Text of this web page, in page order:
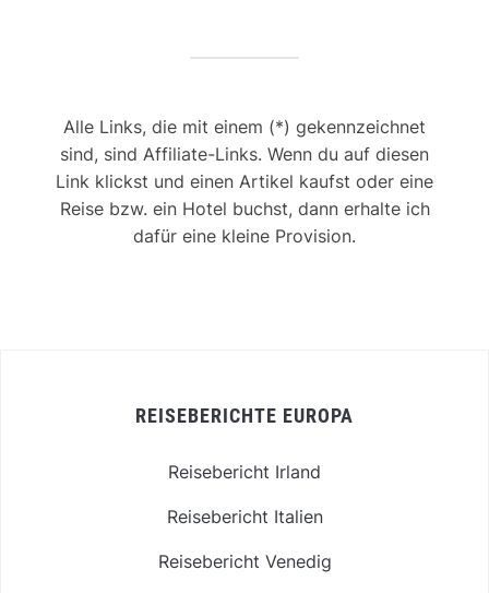
Alle Links, die mit einem (*) gekennzeichnet
sind, sind Affiliate-Links. Wenn du auf diesen
Link klickst und einen Artikel kaufst oder eine
Reise bzw. ein Hotel buchst, dann erhalte ich
dafür eine kleine Provision.
REISEBERICHTE EUROPA
Reisebericht Irland
Reisebericht Italien
Reisebericht Venedig